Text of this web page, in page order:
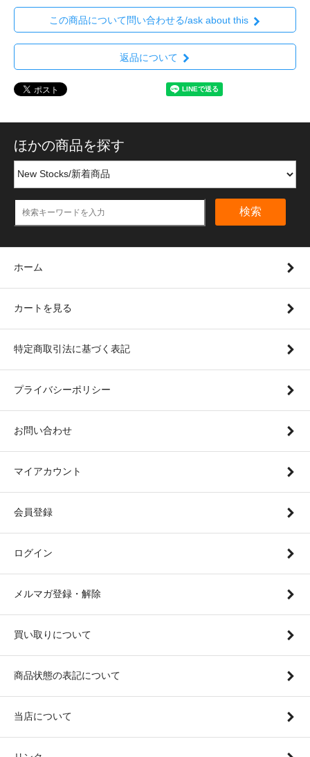
この商品について問い合わせる/ask about this
返品について
ほかの商品を探す
検索
ホーム
カートを見る
特定商取引法に基づく表記
プライバシーポリシー
お問い合わせ
マイアカウント
会員登録
ログイン
メルマガ登録・解除
買い取りについて
商品状態の表記について
当店について